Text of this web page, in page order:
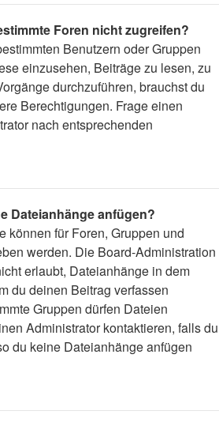
Foren nicht zugreifen?
Benutzern oder Gruppen
einzusehen, Beiträge zu lesen, zu
durchzuführen, brauchst du
Berechtigungen. Frage einen
nach entsprechenden
Dateianhänge anfügen?
können für Foren, Gruppen und
werden. Die Board-Administration
erlaubt, Dateianhänge in dem
du deinen Beitrag verfassen
Gruppen dürfen Dateien
Administrator kontaktieren, falls du
du keine Dateianhänge anfügen